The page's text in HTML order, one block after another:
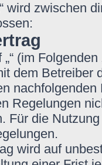
wird zwischen
(im
dem Betreiber
Regelungen
Für die
wird auf